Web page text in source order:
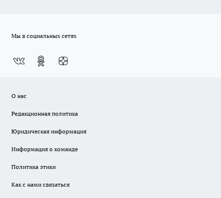
Мы в социальных сетях
О нас
Редакционная политика
Юридическая информация
Информация о команде
Политика этики
Как с нами связаться